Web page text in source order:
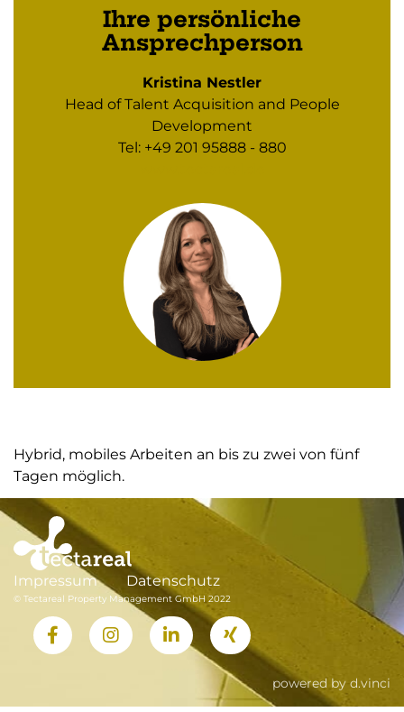
Ihre persönliche
Ansprechperson
Kristina Nestler
Head of Talent Acquisition and People
Development
Tel: +49 201 95888 - 880
Hybrid, mobiles Arbeiten an bis zu zwei von fünf
Tagen möglich.
Impressum Datenschutz
© Tectareal Property Management GmbH 2022
powered by d.vinci